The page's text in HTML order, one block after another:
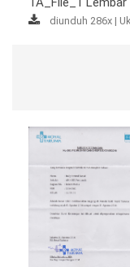
diunduh 286x |